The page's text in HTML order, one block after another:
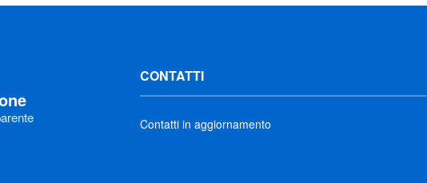
CONTATTI
Contatti in aggiornamento